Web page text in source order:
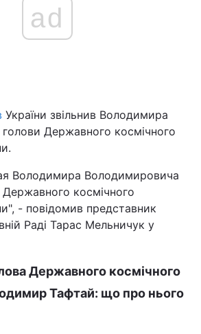
Війна
Світ
Наука
Інциденти
Туризм
ad
України звільнив Володимира
Державного космічного
Володимира Володимировича
космічного
- повідомив представник
Раді Тарас Мельничук у
Державного космічного
Тафтай: що про нього